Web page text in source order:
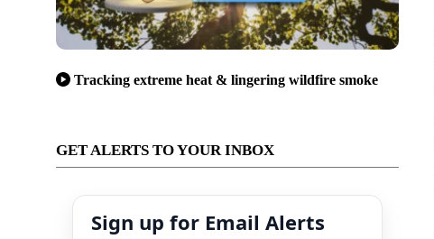
Tracking extreme heat & lingering wildfire smoke
GET ALERTS TO YOUR INBOX
Sign up for Email Alerts